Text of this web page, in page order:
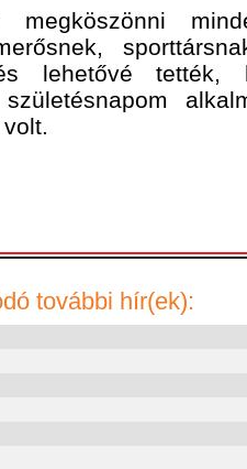
és lehetővé
további hír(ek):